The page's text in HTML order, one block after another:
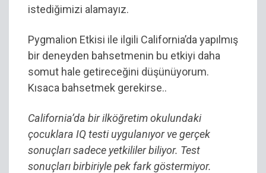
istediğimizi alamayız.
Pygmalion Etkisi ile ilgili California’da yapılmış
bir deneyden bahsetmenin bu etkiyi daha
somut hale getireceğini düşünüyorum.
Kısaca bahsetmek gerekirse..
California’da bir ilköğretim okulundaki
çocuklara IQ testi uygulanıyor ve gerçek
sonuçları sadece yetkililer biliyor. Test
sonuçları birbiriyle pek fark göstermiyor.